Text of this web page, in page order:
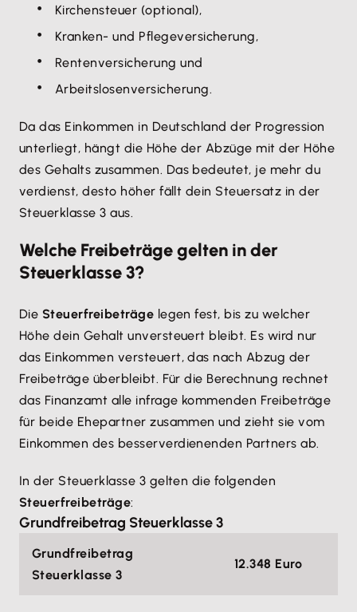
Kirchensteuer (optional),
Kranken- und Pflegeversicherung,
Rentenversicherung und
Arbeitslosenversicherung.
Da das Einkommen in Deutschland der Progression
unterliegt, hängt die Höhe der Abzüge mit der Höhe
des Gehalts zusammen. Das bedeutet, je mehr du
verdienst, desto höher fällt dein Steuersatz in der
Steuerklasse 3 aus.
Welche Freibeträge gelten in der
Steuerklasse 3?
Die Steuerfreibeträge legen fest, bis zu welcher
Höhe dein Gehalt unversteuert bleibt. Es wird nur
das Einkommen versteuert, das nach Abzug der
Freibeträge überbleibt. Für die Berechnung rechnet
das Finanzamt alle infrage kommenden Freibeträge
für beide Ehepartner zusammen und zieht sie vom
Einkommen des besserverdienenden Partners ab.
In der Steuerklasse 3 gelten die folgenden
Steuerfreibeträge:
Grundfreibetrag Steuerklasse 3
Grundfreibetrag
Steuerklasse 3
12.348 Euro